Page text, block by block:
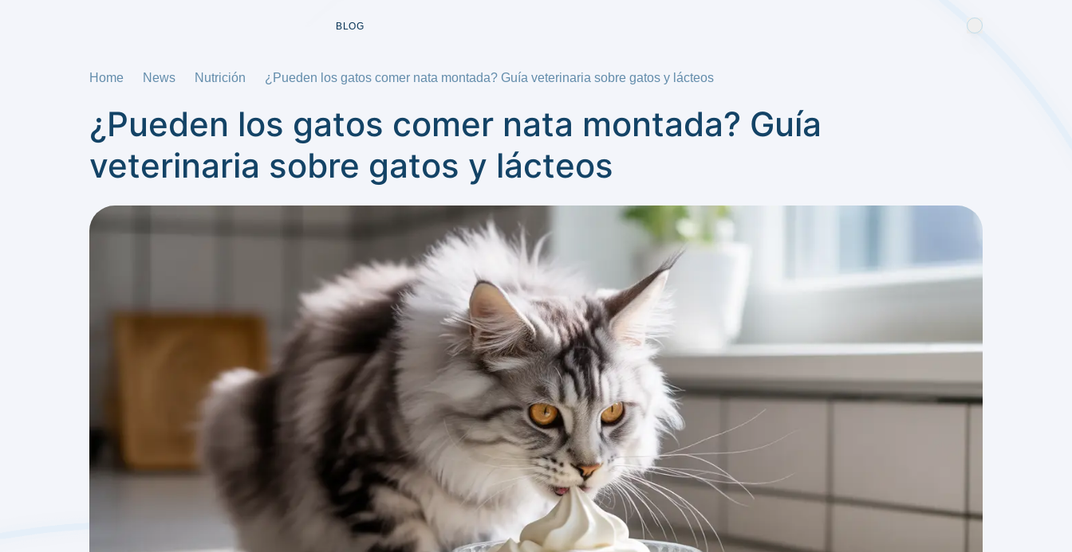
BLOG
Home News Nutrición ¿Pueden los gatos comer nata montada? Guía veterinaria sobre gatos y lácteos
¿Pueden los gatos comer nata montada? Guía
veterinaria sobre gatos y lácteos